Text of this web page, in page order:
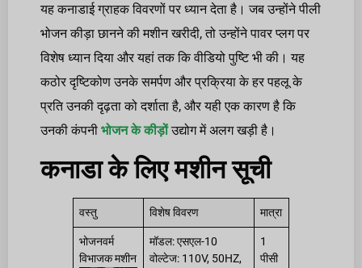
यह कनाडाई ग्राहक विवरणों पर ध्यान देता है। जब उन्होंने पीली
भोजन कीड़ा छानने की मशीन खरीदी, तो उन्होंने पावर प्लग पर
विशेष ध्यान दिया और यहां तक कि वीडियो पुष्टि भी की। यह
कठोर दृष्टिकोण उनके समर्पण और प्रक्रिया के हर पहलू के
प्रति उनकी दृढ़ता को दर्शाता है, और यही एक कारण है कि
उनकी कंपनी भोजन के कीड़ोंउद्योग में अलग खड़ी है।
कनाडा के लिए मशीन सूची
वस्तु विशेष विवरण मात्रा
भोजनवर्म
विभाजक मशीन
मॉडल: एसएल-10
वोल्टेज: 110V, 50HZ,
1
पीसी